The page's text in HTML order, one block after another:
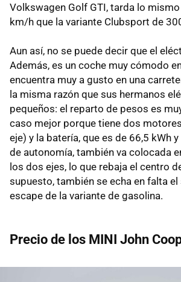
Volkswagen Golf GTI, tarda lo
km/h que la variante Clubsport de
Aun así, no se puede decir que el
Además, es un coche muy cómodo
encuentra muy a gusto en una
la misma razón que sus hermanos
pequeños: el reparto de pesos es
caso mejor porque tiene dos
eje) y la batería, que es de 66,5 kWh
de autonomía, también va colocada
los dos ejes, lo que rebaja el centro
supuesto, también se echa en falta
escape de la variante de gasolina.
Precio de los MINI John